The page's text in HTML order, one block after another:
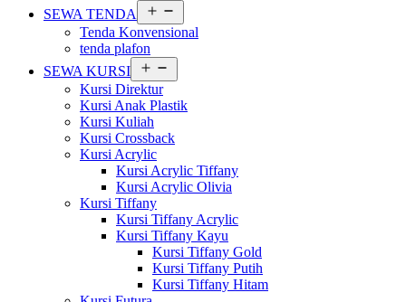
SEWA TENDA
menu
Tenda Konvensional
tenda plafon
SEWA KURSI
menu
Kursi Direktur
Kursi Anak Plastik
Kursi Kuliah
Kursi Crossback
Kursi Acrylic
Kursi Acrylic Tiffany
Kursi Acrylic Olivia
Kursi Tiffany
Kursi Tiffany Acrylic
Kursi Tiffany Kayu
Kursi Tiffany Gold
Kursi Tiffany Putih
Kursi Tiffany Hitam